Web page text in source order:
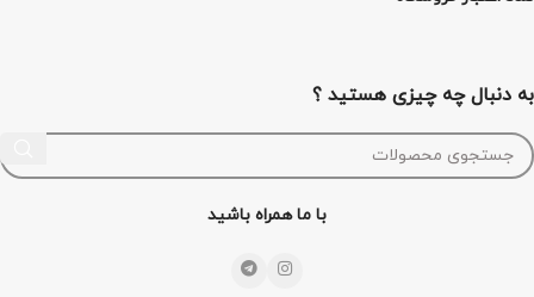
به دنبال چه چیزی هستید ؟
با ما همراه باشید